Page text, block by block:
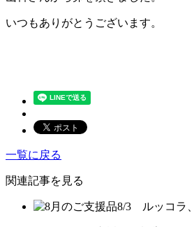
いつもありがとうございます。
一覧に戻る
関連記事を見る